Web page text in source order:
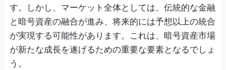
す。しかし、マーケット全体としては、伝統的な金融
と暗号資産の融合が進み、将来的には予想以上の統合
が実現する可能性があります。これは、暗号資産市場
が新たな成長を遂げるための重要な要素となるでしょ
う。